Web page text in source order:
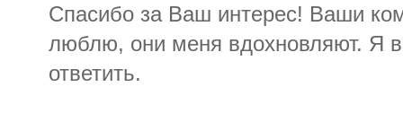
Спасибо за Ваш интерес! Ваши
люблю, они меня вдохновляют. Я
ответить.